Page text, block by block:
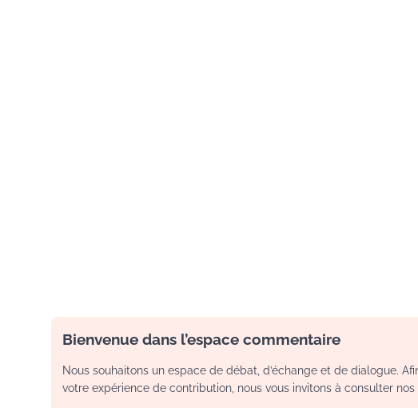
Bienvenue dans l’espace commentaire
Nous souhaitons un espace de débat, d’échange et de dialogue.
votre expérience de contribution, nous vous invitons à consulter nos